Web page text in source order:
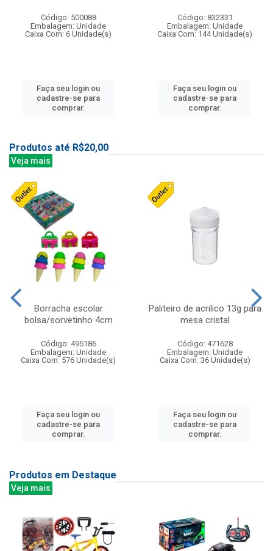
Código: 500088
Embalagem: Unidade
Caixa Com: 6 Unidade(s)
Faça seu login ou
cadastre-se para
comprar.
Código: 832331
Embalagem: Unidade
Caixa Com: 144 Unidade(s)
Faça seu login ou
cadastre-se para
comprar.
Produtos até R$20,00
Veja mais
Borracha escolar
bolsa/sorvetinho 4cm
Código: 495186
Embalagem: Unidade
Caixa Com: 576 Unidade(s)
Faça seu login ou
cadastre-se para
comprar.
Paliteiro de acrilico 13g para
mesa cristal
Código: 471628
Embalagem: Unidade
Caixa Com: 36 Unidade(s)
Faça seu login ou
cadastre-se para
comprar.
Produtos em Destaque
Veja mais